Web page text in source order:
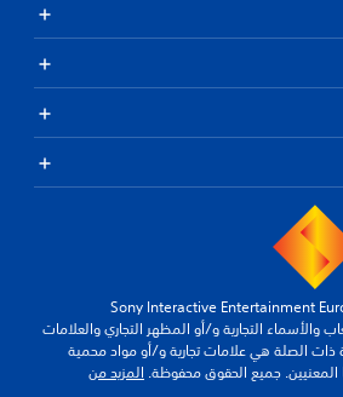
والأسماء التجارية و/أو المظهر التجاري والعلامات
ذات الصلة هي علامات تجارية و/أو مواد محمية
المعنيين. جميع الحقوق محفوظة. المزيد من